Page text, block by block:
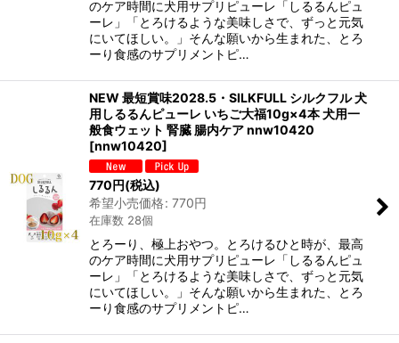
のケア時間に犬用サプリピューレ「しるるんピュ
ーレ」「とろけるような美味しさで、ずっと元気
にいてほしい。」そんな願いから生まれた、とろ
ーり食感のサプリメントピ…
NEW 最短賞味2028.5・SILKFULL シルクフル 犬
用しるるんピューレ いちご大福10g×4本 犬用一
般食ウェット 腎臓 腸内ケア nnw10420
[nnw10420]
770円(税込)
希望小売価格: 770円
在庫数 28個
とろーり、極上おやつ。とろけるひと時が、最高
のケア時間に犬用サプリピューレ「しるるんピュ
ーレ」「とろけるような美味しさで、ずっと元気
にいてほしい。」そんな願いから生まれた、とろ
ーり食感のサプリメントピ…